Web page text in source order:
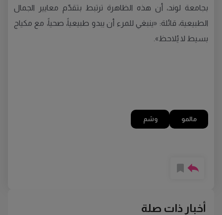
بجامعة لوند، أن هذه الظاهرة ترتبط بتقدّم معايير الجمال
الطبيعية، قائلة: «ينبغي للمرء أن يبدو طبيعياً، صحياً، مع مكياج
بسيط لا يُلاحظ».
مالمو وشم
أخبار ذات صلة